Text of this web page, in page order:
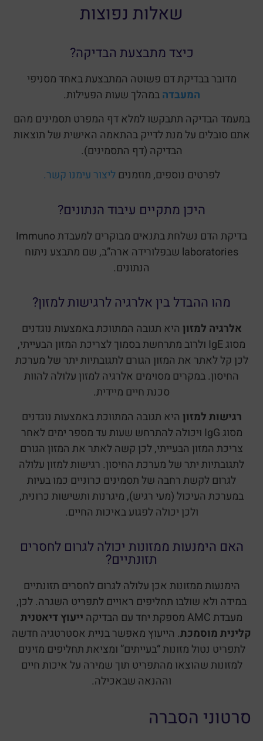
שאלות נפוצות
כיצד מתבצעת הבדיקה?
מדובר בבדיקת דם פשוטה המתבצעת באחד מסניפי
המעבדהבמהלך שעות הפעילות.
במעמד הבדיקה תתבקשו למלא דף המפרט תסמינים מהם
אתם סובלים על מנת לדייק בהתאמה האישית של תוצאות
הבדיקה (דף התסמינים).
לפרטים נוספים, מוזמניםליצור עימנו קשר.
היכן מתקיים עיבוד הנתונים?
בדיקת הדם נשלחת בתנאים מבוקרים למעבדת Immuno
laboratories שבפלורידה ארה”ב, שם מתבצע ניתוח
הנתונים.
מהו ההבדל בין אלרגיה לרגישות למזון?
אלרגיה למזון היא תגובה המתווכת באמצעות נוגדנים
מסוג IgE ולרוב מתרחשת בסמוך לצריכת המזון הבעייתי,
לכן קל לאתר את המזון הגורם לתגובתיות יתר של מערכת
החיסון. במקרים מסוימים אלרגיה למזון עלולה להוות
סכנת חיים מיידית.
רגישות למזון היא תגובה המתווכת באמצעות נוגדנים
מסוג IgG ויכולה להתרחש שעות עד מספר ימים לאחר
צריכת המזון הבעייתי, לכן קשה לאתר את המזון הגורם
לתגובתיות יתר של מערכת החיסון. רגישות למזון עלולה
לגרום לקשת רחבה של תסמינים כרוניים כמו בעיות
במערכת העיכול (מעי רגיש), מיגרנות ותשישות כרונית,
ולכן יכולה לפגוע באיכות החיים.
האם הימנעות ממזונות יכולה לגרום לחסרים
תזונתיים?
הימנעות ממזונות אכן עלולה לגרום לחסרים תזונתיים
במידה ולא שולבו תחליפים ראויים לתפריט השגרה. לכן,
מעבדת AMC מספקת יחד עם הבדיקה
ייעוץ דיאטנית
קלינית מוסמכת. הייעוץ מאפשר בניית אסטרטגיה חדשה
לתפריט נטול מזונות “בעייתים” ומציאת תחליפים מזינים
למזונות שהוצאו מהתפריט תוך שמירה על איכות חיים
וההנאה שבאכילה.
סרטוני הסברה